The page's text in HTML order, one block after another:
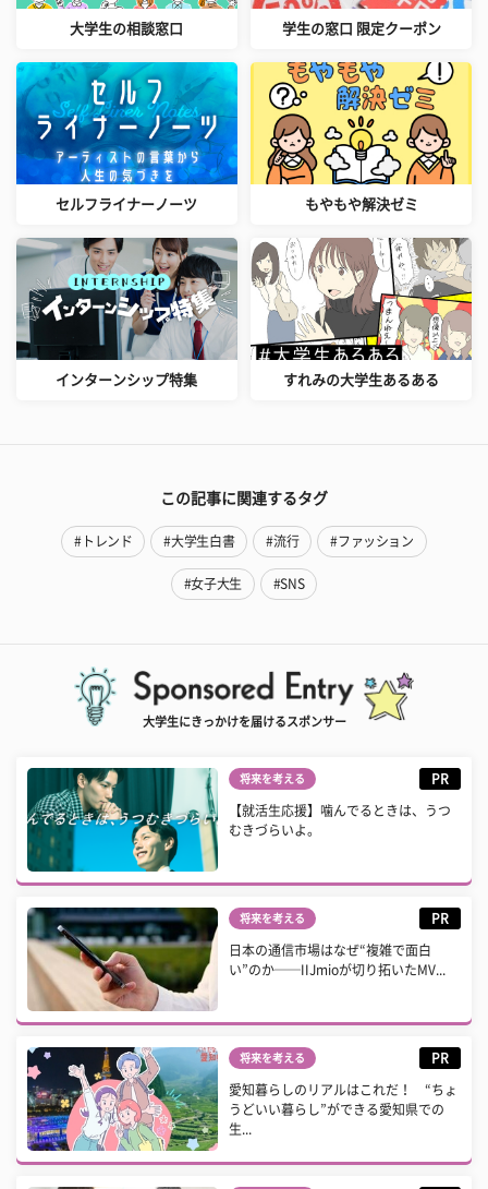
大学生の相談窓口 学生の窓口 限定クーポン
セルフライナーノーツ もやもや解決ゼミ
インターンシップ特集 すれみの大学生あるある
この記事に関連するタグ
#トレンド #大学生白書 #流行 #ファッション
#女子大生 #SNS
大学生にきっかけを届けるスポンサー
将来を考える PR
【就活生応援】噛んでるときは、うつ
むきづらいよ。
将来を考える PR
日本の通信市場はなぜ“複雑で面白
い”のか──IIJmioが切り拓いたMV...
将来を考える PR
愛知暮らしのリアルはこれだ！ “ちょ
うどいい暮らし”ができる愛知県での
生...